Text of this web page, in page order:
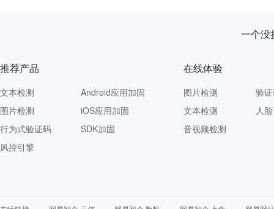
推荐产品
文本检测
图片检测
行为式验证码
风控引擎
Android应用加固
iOS应用加固
SDK加固
在线体验
图片检测
文本检测
音视频检测
验
人